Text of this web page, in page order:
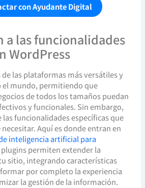
con Ayudante Digital
a las funcionalidades
WordPress
de las plataformas más versátiles y
el mundo, permitiendo que
de todos los tamaños puedan
y funcionales. Sin embargo,
funcionalidades específicas que
Aquí es donde entran en
inteligencia artificial para
plugins permiten extender la
sitio, integrando características
por completo la experiencia
la gestión de la información.